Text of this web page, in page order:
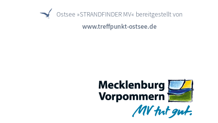
Ostsee »STRANDFINDER MV« bereitgestellt von
www.treffpunkt-ostsee.de